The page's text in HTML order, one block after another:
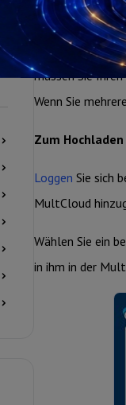
Diese Funktion
müssen Sie
Wenn Sie
Zum
Loggen Sie sich
MultCloud
Wählen Sie ein
in ihm in der